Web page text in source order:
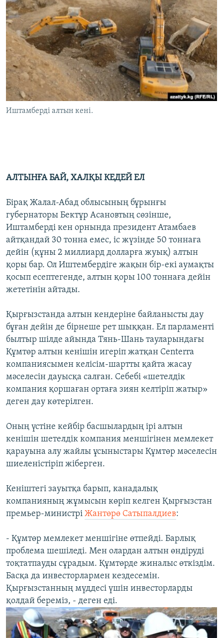
Иштамберді алтын кені.
АЛТЫНҒА БАЙ, ХАЛҚЫ КЕДЕЙ ЕЛ
Бірақ Жалал-Абад облысының бұрынғы
губернаторы Бектұр Асановтың сөзінше,
Иштамберді кен орнында президент Атамбаев
айтқандай 30 тонна емес, іс жүзінде 50 тоннаға
дейін (құны 2 миллиард долларға жуық) алтын
қоры бар. Ол Иштембердіге жақын бір-екі аумақты
қосып есептегенде, алтын қоры 100 тоннаға дейін
жететінін айтады.
Қырғызстанда алтын кендеріне байланысты дау
бұған дейін де бірнеше рет шыққан. Ел парламенті
былтыр шілде айында Тянь-Шань тауларындағы
Құмтөр алтын кенішін игеріп жатқан Centerra
компаниясымен келісім-шартты қайта жасау
мәселесін дауысқа салған. Себебі «шетелдік
компания қоршаған ортаға зиян келтіріп жатыр»
деген дау көтерілген.
Оның үстіне кейбір басшылардың ірі алтын
кенішін шетелдік компания меншігінен мемлекет
қарауына алу жайлы ұсыныстары Құмтөр мәселесін
шиеленістіріп жіберген.
Кеніштегі зауытқа барып, канадалық
компанияның жұмысын көріп келген Қырғызстан
премьер-министрі Жантөрө Сатыпалдиев:
- Құмтөр мемлекет меншігіне өтпейді. Барлық
проблема шешіледі. Мен олардан алтын өндіруді
тоқтатпауды сұрадым. Құмтөрде жиналыс өткіздім.
Басқа да инвесторлармен кездесемін.
Қырғызстанның мүддесі үшін инвесторларды
қолдай береміз, - деген еді.